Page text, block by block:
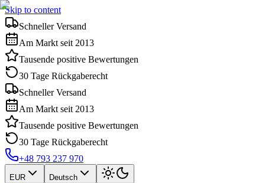
Skip to content
Schneller Versand
Am Markt seit 2013
Tausende positive Bewertungen
30 Tage Rückgaberecht
Schneller Versand
Am Markt seit 2013
Tausende positive Bewertungen
30 Tage Rückgaberecht
+48 793 237 970
EUR Deutsch